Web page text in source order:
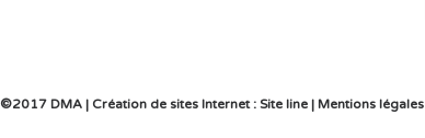
©2017 DMA | Création de sites Internet : Site line| Mentions légales